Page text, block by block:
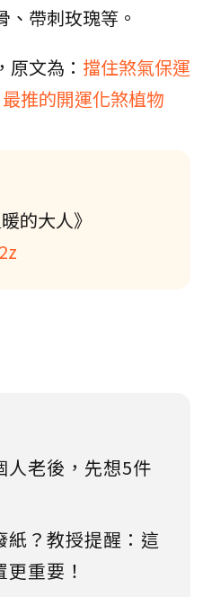
帶刺玫瑰等。
文為： 擋住煞氣保運
推的開運化煞植物
的大人》
人老後，先想5件
紙？教授提醒：這
重要！